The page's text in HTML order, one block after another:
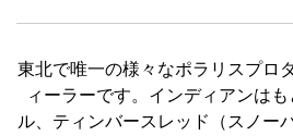
東北で唯一の様々なポラリスプロ
ィーラーです。インディアンは
ル、ティンバースレッド（スノー